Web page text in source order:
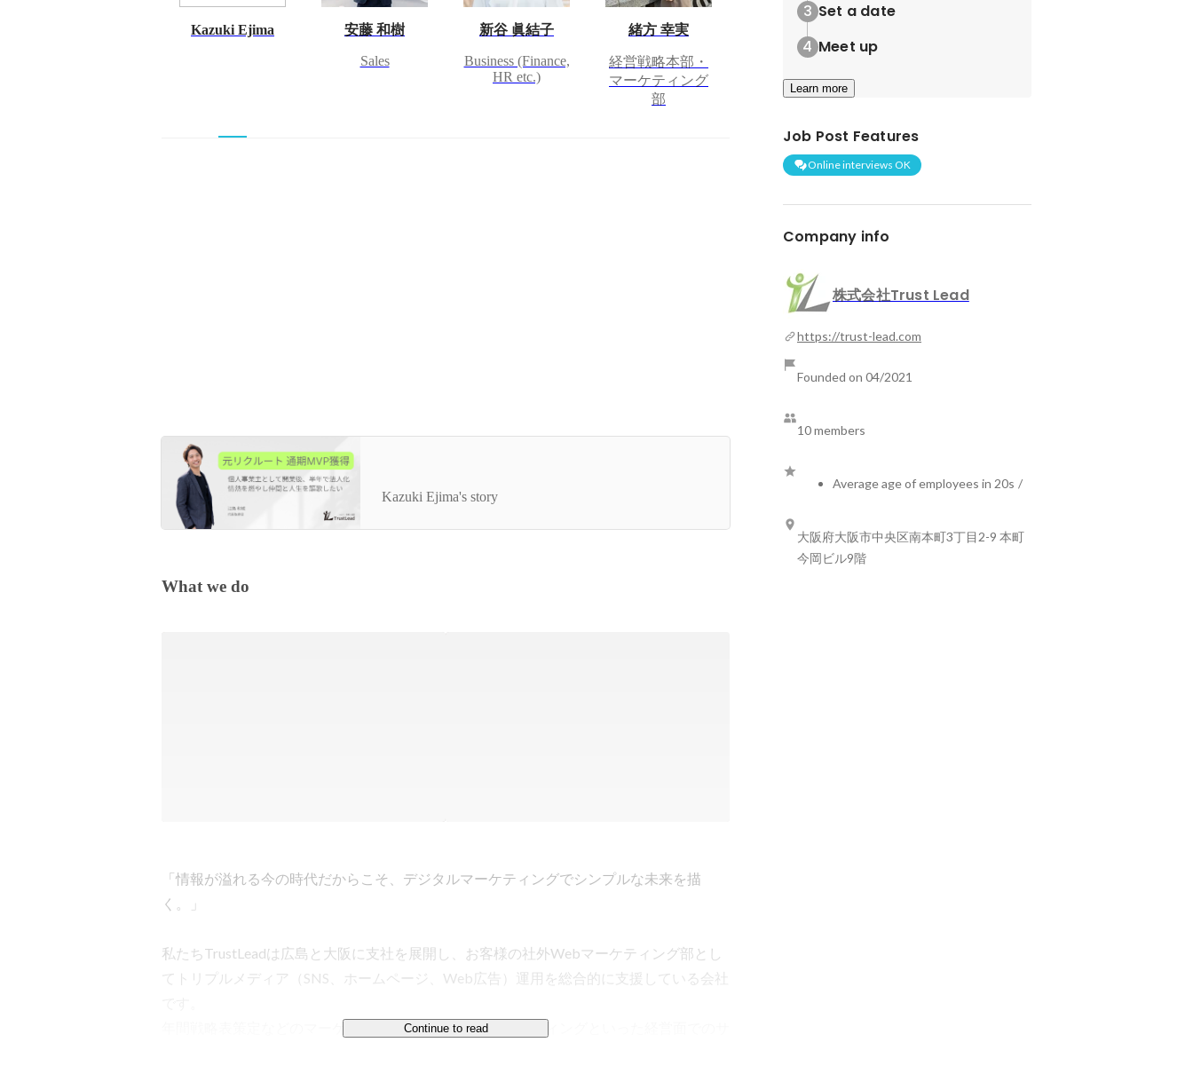
Kazuki Ejima 安藤 和樹
Sales
新谷 眞結子
Business (Finance,
HR etc.)
緒方 幸実
経営戦略本部・
マーケティング
部
経て会社を設立。会社の強みは推進スピードの速さ
Kazuki Ejima's story
What we do
「情報が溢れる今の時代だからこそ、デジタルマーケティングでシンプルな未来を描
く。」
私たちTrustLeadは広島と大阪に支社を展開し、お客様の社外Webマーケティング部とし
てトリプルメディア（SNS、ホームページ、Web広告）運用を総合的に支援している会社
年間戦略表策定などのマーケティング戦略立案、コンサルティングといった経営面でのサ
Continue to read
Set a date
Meet up
Learn more
Job Post Features
Online interviews OK
Company info
株式会社Trust Lead
https://trust-lead.com
Founded on 04/2021
10 members
Average age of employees in 20s /
大阪府大阪市中央区南本町3丁目2-9 本町
今岡ビル9階